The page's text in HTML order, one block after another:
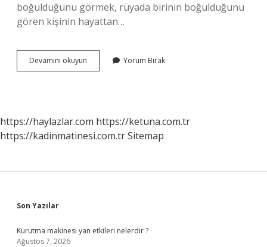
boğulduğunu görmek, rüyada birinin boğulduğunu
gören kişinin hayattan…
Devamını okuyun
Birini
Yorum Bırak
https://haylazlar.com https://ketuna.com.tr
https://kadinmatinesi.com.trSitemap
Sidebar
Son Yazılar
Kurutma makinesi yan etkileri nelerdir ?
Ağustos 7, 2026